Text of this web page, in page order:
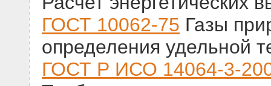
ГОСТ 10062-75 Газы
определения удельной
ГОСТ Р ИСО 14064-3-